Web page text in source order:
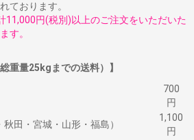
ております。
11,000円(税別)以上のご注文をいただいた
す。
重量25kgまでの送料）】
700
円
田・宮城・山形・福島）
1,100
円